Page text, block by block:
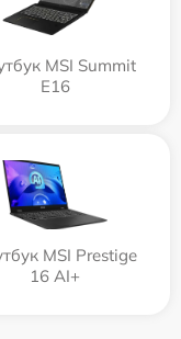
MSI Summit
E16
MSI Prestige
16 AI+